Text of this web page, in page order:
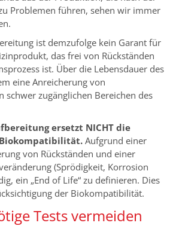
Problemen führen, sehen wir immer
ist demzufolge kein Garant für
das frei von Rückständen
ist. Über die Lebensdauer des
eine Anreicherung von
schwer zugänglichen Bereichen des
ersetzt NICHT die
Aufgrund einer
von Rückständen und einer
(Sprödigkeit, Korrosion
ein „End of Life“ zu definieren. Dies
der Biokompatibilität.
Tests vermeiden